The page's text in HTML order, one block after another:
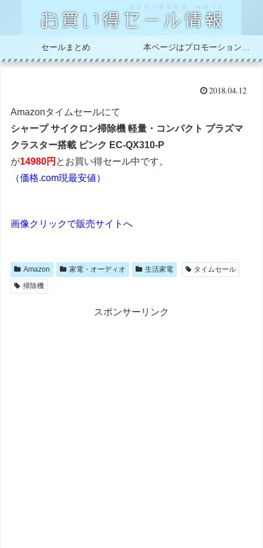
セールまとめ
2018.04.12
Amazonタイムセールにて
シャープ サイクロン掃除機 軽量・コンパクト プラズマ
クラスター搭載 ピンク EC-QX310-P
が14980円 とお買い得セール中です。
（価格.com現最安値）
画像クリックで販売サイトへ
Amazon 家電・オーディオ 生活家電
タイムセール
掃除機
スポンサーリンク